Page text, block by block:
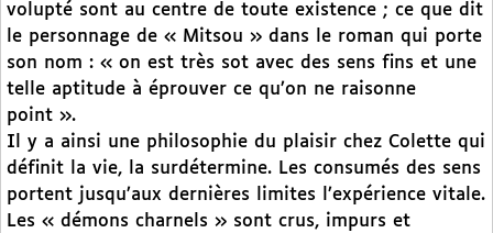
volupté sont au centre de toute existence ; ce que dit
le personnage de « Mitsou » dans le roman qui porte
son nom : « on est très sot avec des sens fins et une
telle aptitude à éprouver ce qu’on ne raisonne
point ».
Il y a ainsi une philosophie du plaisir chez Colette qui
définit la vie, la surdétermine. Les consumés des sens
portent jusqu’aux dernières limites l’expérience vitale.
Les « démons charnels » sont crus, impurs et